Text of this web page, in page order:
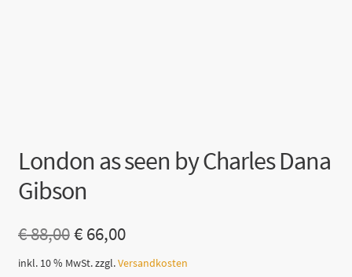
London as seen by Charles Dana
Gibson
€88,00Ursprünglicher
Preis
€66,00Aktueller
Preis
inkl. 10 % MwSt.zzgl.Versandkosten